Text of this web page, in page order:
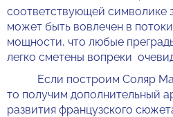
соответствующей символике
может быть вовлечен в
мощности, что любые
легко сметены вопреки
Если построим Соляр
то получим дополнительный
развития французского